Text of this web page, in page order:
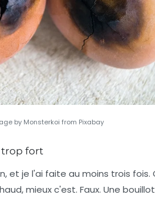
by Monsterkoi from Pixabay
trop fort
et je l'ai faite au moins trois fois.
mieux c'est. Faux. Une